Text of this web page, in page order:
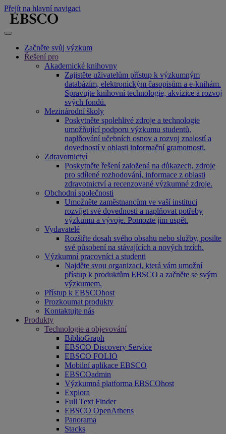
Přejít na hlavní navigaci
Začněte svůj výzkum
Řešení pro
Akademické knihovny
Zajistěte uživatelům přístup k výzkumným
databázím, elektronickým časopisům a e-knihám.
Spravujte knihovní technologie, akvizice a rozvoj
svých fondů.
Mezinárodní školy
Poskytněte spolehlivé zdroje a technologie
umožňující podporu výzkumu studentů,
naplňování učebních osnov a rozvoj znalostí a
dovedností v oblasti informační gramotnosti.
Zdravotnictví
Poskytněte řešení založená na důkazech, zdroje
pro sdílené rozhodování, informace z oblasti
zdravotnictví a recenzované výzkumné zdroje.
Obchodní společnosti
Umožněte zaměstnancům ve vaší instituci
rozvíjet své dovednosti a naplňovat potřeby
výzkumu a vývoje. Pomozte jim uspět.
Vydavatelé
Rozšiřte dosah svého obsahu nebo služby, posilte
své působení na stávajících a nových trzích.
Výzkumní pracovníci a studenti
Najděte svou organizaci, která vám umožní
přístup k produktům EBSCO a začněte se svým
výzkumem.
Přístup k EBSCOhost
Prozkoumat produkty
Kontaktujte nás
Produkty
Technologie a objevování
BiblioGraph
EBSCO Discovery Service
EBSCO FOLIO
Mobilní aplikace EBSCO
EBSCOadmin
Výzkumná platforma EBSCOhost
Explora
Full Text Finder
EBSCO OpenAthens
Panorama
Stacks